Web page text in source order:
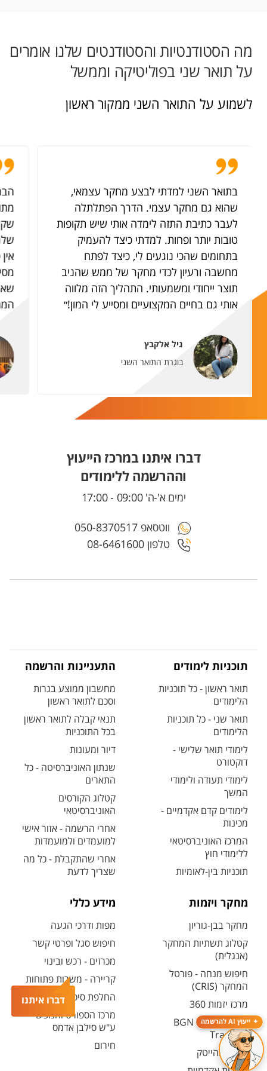
דברו איתנו
ייעוץ AI להרשמה
מה הסטודנטיות והסטודנטים שלנו אומרים
על תואר שני בפוליטיקה וממשל
לשמוע על התואר השני ממקור ראשון
בתואר השני למדתי לבצע מחקר עצמאי,
שהוא גם מחקר עצמי. הדרך הפתלתלה
לעבר כתיבת התזה לימדה אותי שיש תקופות
טובות יותר ופחות. למדתי כיצד להעמיק
בתחומים שהכי נוגעים לי, כיצד לפתח
מחשבה ורעיון לכדי מחקר של ממש שהניב
תוצר ייחודי ומשמעותי. התהליך הזה מלווה
אותי גם בחיים המקצועיים ומסייע לי המון!״
גיל אלקבץ
בוגרת התואר השני
דברו איתנו במרכז הייעוץ
וההרשמה ללימודים
ימים א'-ה' 09:00 - 17:00
טלפון 08-6461600
ווטסאפ 050-8370517
תוכניות לימודים
תואר ראשון - כל תוכניות
הלימודים
תואר שני - כל תוכניות
הלימודים
לימודי תואר שלישי -
דוקטורט
לימודי תעודה ולימודי
המשך
לימודים קדם אקדמיים -
מכינות
המרכז האוניברסיטאי
ללימודי חוץ
תוכניות בין-לאומיות
התעניינות והרשמה
מחשבון ממוצע בגרות
וסכם לתואר ראשון
תנאי קבלה לתואר ראשון
בכל התוכניות
דיור ומעונות
שנתון האוניברסיטה - כל
התארים
קטלוג הקורסים
האוניברסיטאי
אחרי הרשמה - אזור אישי
למועמדים ולמועמדות
אחרי שהתקבלת - כל מה
שצריך לדעת
מחקר ויזמות
מחקר בבן-גוריון
קטלוג תשתיות המחקר
(אנגלית)
חיפוש מנחה - פורטל
המחקר (CRIS)
מרכז יזמות 360
BGN Technology
Transfer
פארק ההייטק
מידע כללי
מפות ודרכי הגעה
חיפוש סגל ופרטי קשר
מכרזים - רכש ובינוי
קריירה - משרות פתוחות
החלפת סיסמה ארגונית
מרכז הספורט והנופש
ע"ש סילבן אדמס
חירום